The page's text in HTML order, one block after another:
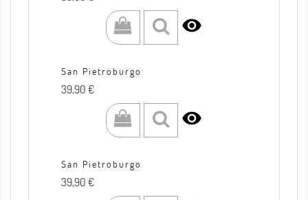

San Pietroburgo
Prezzo
39,90 €

San Pietroburgo
Prezzo
39,90 €